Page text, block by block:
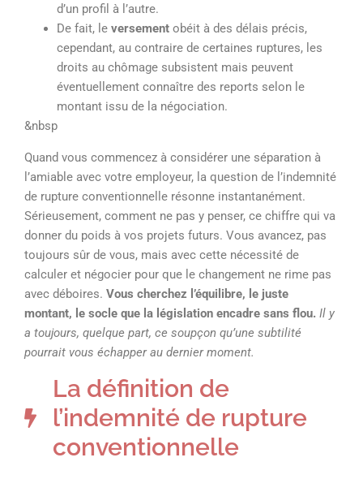
d’un profil à l’autre.
De fait, le versement obéit à des délais précis,
cependant, au contraire de certaines ruptures, les
droits au chômage subsistent mais peuvent
éventuellement connaître des reports selon le
montant issu de la négociation.
&nbsp
Quand vous commencez à considérer une séparation à
l’amiable avec votre employeur, la question de l’indemnité
de rupture conventionnelle résonne instantanément.
Sérieusement, comment ne pas y penser, ce chiffre qui va
donner du poids à vos projets futurs. Vous avancez, pas
toujours sûr de vous, mais avec cette nécessité de
calculer et négocier pour que le changement ne rime pas
avec déboires. Vous cherchez l’équilibre, le juste
montant, le socle que la législation encadre sans flou. Il y
a toujours, quelque part, ce soupçon qu’une subtilité
pourrait vous échapper au dernier moment.
La définition de
l’indemnité de rupture
conventionnelle